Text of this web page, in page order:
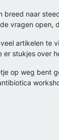
naar
vragen open,
artikelen te
er stukjes over
op weg bent